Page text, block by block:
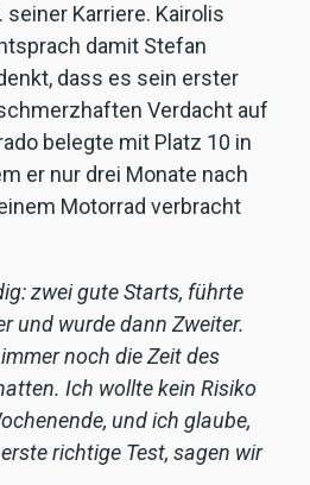
Karriere. Kairolis
damit Stefan
dass es sein erster
Verdacht auf
belegte mit Platz 10 in
er nur drei Monate nach
Motorrad verbracht
zwei gute Starts, führte
und wurde dann Zweiter.
noch die Zeit des
Ich wollte kein Risiko
und ich glaube,
richtige Test, sagen wir